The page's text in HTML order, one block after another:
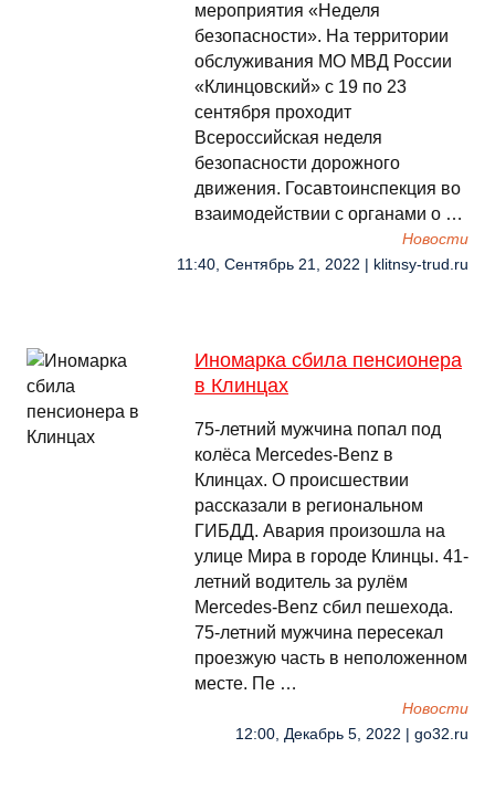
мероприятия «Неделя
безопасности». На территории
обслуживания МО МВД России
«Клинцовский» с 19 по 23
сентября проходит
Всероссийская неделя
безопасности дорожного
движения. Госавтоинспекция во
взаимодействии с органами о …
Новости
11:40, Сентябрь 21, 2022 | klitnsy-trud.ru
Иномарка сбила пенсионера
в Клинцах
75-летний мужчина попал под
колёса Mercedes-Benz в
Клинцах. О происшествии
рассказали в региональном
ГИБДД. Авария произошла на
улице Мира в городе Клинцы. 41-
летний водитель за рулём
Mercedes-Benz сбил пешехода.
75-летний мужчина пересекал
проезжую часть в неположенном
месте. Пе …
Новости
12:00, Декабрь 5, 2022 | go32.ru